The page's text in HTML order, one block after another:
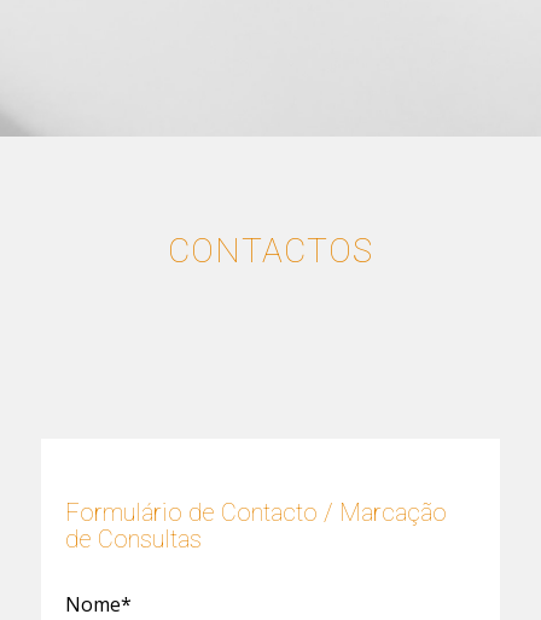
CONTACTOS
Formulário de Contacto / Marcação
de Consultas
Nome*